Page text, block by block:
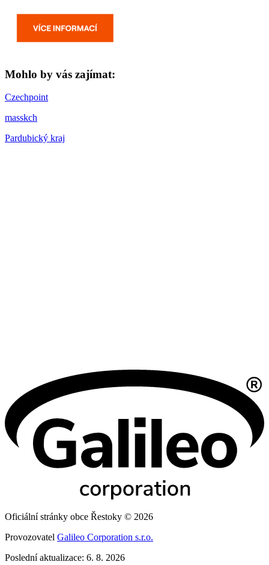
Mohlo by vás zajímat:
Czechpoint
masskch
Pardubický kraj
Oficiální stránky obce Řestoky © 2026
Provozovatel Galileo Corporation s.r.o.
Poslední aktualizace: 6. 8. 2026